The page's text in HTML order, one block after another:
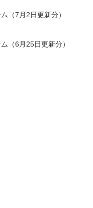
（7月2日更新分）
（6月25日更新分）